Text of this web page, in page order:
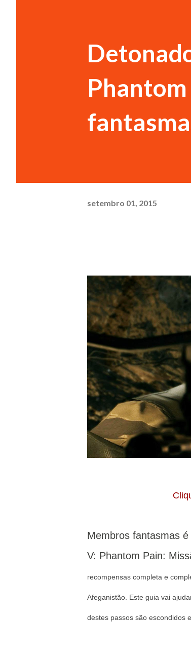
setembro 01, 2015
Membros fantasmas
V: Phantom Pain:
recompensas completa e
Afeganistão. Este guia vai
destes passos são escondidos